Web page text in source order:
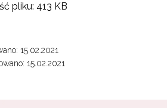
pliku: 413 KB
15.02.2021
15.02.2021
zgodę na przetwarzanie moich
się